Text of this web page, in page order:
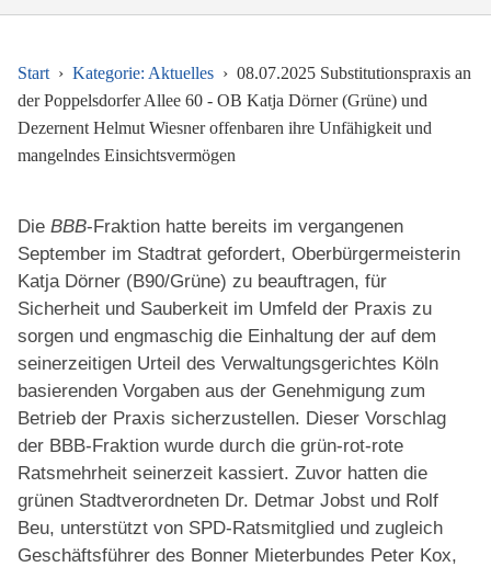
Start Kategorie: Aktuelles
08.07.2025 Substitutionspraxis an
der Poppelsdorfer Allee 60 - OB Katja Dörner (Grüne) und
Dezernent Helmut Wiesner offenbaren ihre Unfähigkeit und
mangelndes Einsichtsvermögen
Die BBB-Fraktion hatte bereits im vergangenen
September im Stadtrat gefordert, Oberbürgermeisterin
Katja Dörner (B90/Grüne) zu beauftragen, für
Sicherheit und Sauberkeit im Umfeld der Praxis zu
sorgen und engmaschig die Einhaltung der auf dem
seinerzeitigen Urteil des Verwaltungsgerichtes Köln
basierenden Vorgaben aus der Genehmigung zum
Betrieb der Praxis sicherzustellen. Dieser Vorschlag
der BBB-Fraktion wurde durch die grün-rot-rote
Ratsmehrheit seinerzeit kassiert. Zuvor hatten die
grünen Stadtverordneten Dr. Detmar Jobst und Rolf
Beu, unterstützt von SPD-Ratsmitglied und zugleich
Geschäftsführer des Bonner Mieterbundes Peter Kox,